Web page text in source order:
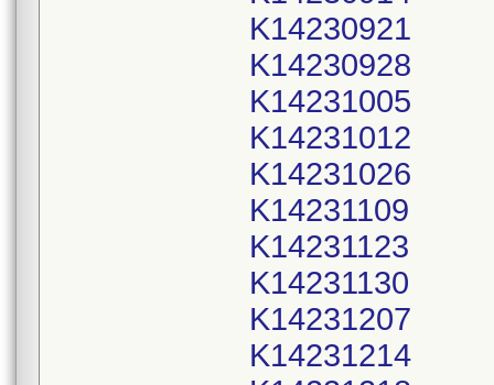
K14230921
K14230928
K14231005
K14231012
K14231026
K14231109
K14231123
K14231130
K14231207
K14231214